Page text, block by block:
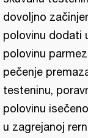
dovoljno
polovinu dodati
polovinu
pečenje
testeninu,
polovinu
u zagrejanoj